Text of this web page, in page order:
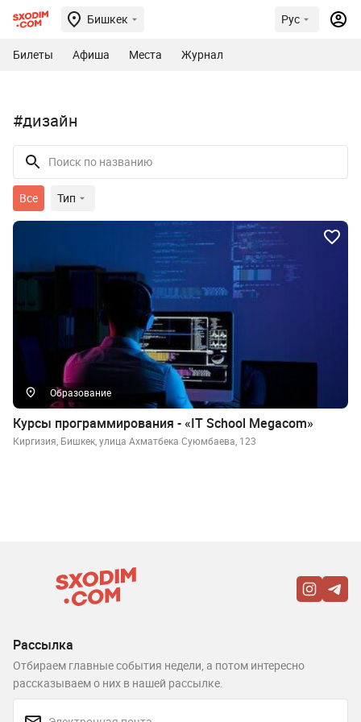
Бишкек Рус
Билеты Афиша Места Журнал
#дизайн
Все Тип
Образование
Курсы программирования - «IT School Megacom»
Киргизия, Бишкек, улица Ахматбека Суюмбаева, 123
Рассылка
Отбираем главные события недели, а потом интересно
рассказываем о них в нашей рассылке.